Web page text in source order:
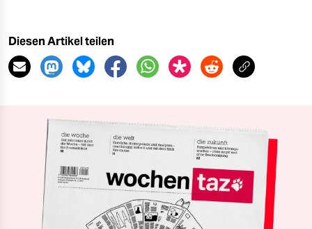
Diesen Artikel teilen